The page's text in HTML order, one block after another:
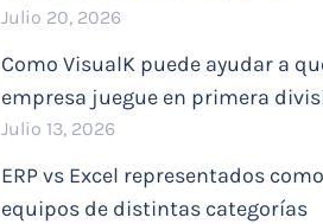
Julio 20, 2026
Como VisualK puede ayudar a
empresa juegue en primera
Julio 13, 2026
ERP vs Excel representados como
equipos de distintas categorías